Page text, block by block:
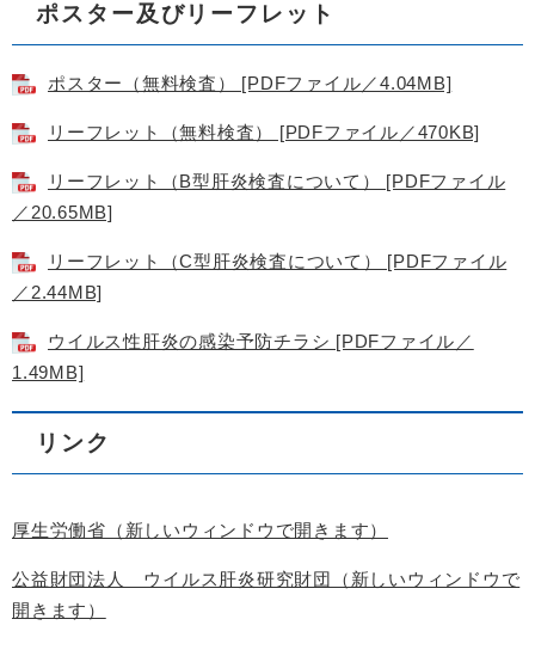
ポスター及びリーフレット
ポスター（無料検査） [PDFファイル／4.04MB]
リーフレット（無料検査） [PDFファイル／470KB]
リーフレット（B型肝炎検査について） [PDFファイル
／20.65MB]
リーフレット（C型肝炎検査について） [PDFファイル
／2.44MB]
ウイルス性肝炎の感染予防チラシ [PDFファイル／
1.49MB]
リンク
厚生労働省（新しいウィンドウで開きます）
公益財団法人 ウイルス肝炎研究財団（新しいウィンドウで
開きます）